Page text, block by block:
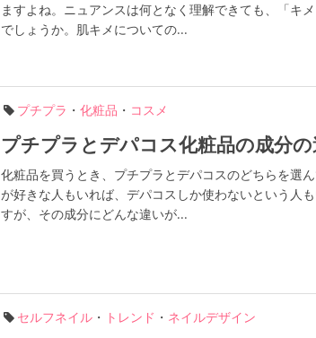
ますよね。ニュアンスは何となく理解できても、「キ
でしょうか。肌キメについての...
プチプラ ・ 化粧品 ・ コスメ
プチプラとデパコス化粧品の成分
化粧品を買うとき、プチプラとデパコスのどちらを選
が好きな人もいれば、デパコスしか使わないという人
すが、その成分にどんな違いが...
セルフネイル ・ トレンド ・ ネイルデザイン